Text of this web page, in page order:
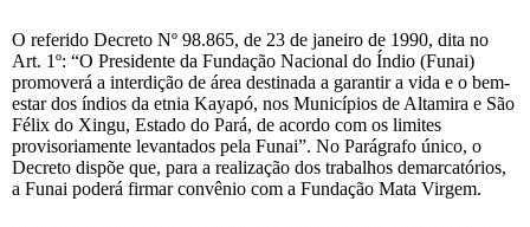
O referido Decreto Nº 98.865, de 23 de janeiro de 1990, dita no
Art. 1º: “O Presidente da Fundação Nacional do Índio (Funai)
promoverá a interdição de área destinada a garantir a vida e o bem-
estar dos índios da etnia Kayapó, nos Municípios de Altamira e São
Félix do Xingu, Estado do Pará, de acordo com os limites
provisoriamente levantados pela Funai”. No Parágrafo único, o
Decreto dispõe que, para a realização dos trabalhos demarcatórios,
a Funai poderá firmar convênio com a Fundação Mata Virgem.